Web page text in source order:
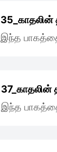
35_காதலின்
இந்த
37_காதலின்
இந்த